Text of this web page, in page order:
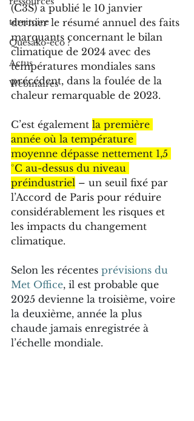
territoire
Quesako-éco ?
Actus
Webinaires
(C3S) a publié le 10 janvier
dernier le résumé annuel des faits
marquants concernant le bilan
climatique de 2024 avec des
températures mondiales sans
précédent, dans la foulée de la
chaleur remarquable de 2023.
C’est également la première
année où la température
moyenne dépasse nettement 1,5
°C au-dessus du niveau
préindustriel – un seuil fixé par
l’Accord de Paris pour réduire
considérablement les risques et
les impacts du changement
climatique.
Selon les récentes prévisions du
Met Office, il est probable que
2025 devienne la troisième, voire
la deuxième, année la plus
chaude jamais enregistrée à
l’échelle mondiale.